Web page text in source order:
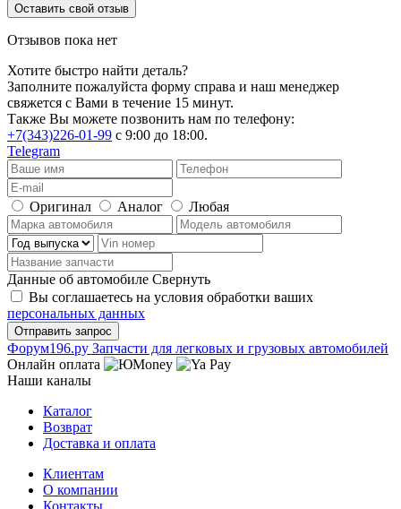
Оставить свой отзыв
Отзывов пока нет
Хотите быстро найти деталь?
Заполните пожалуйста форму справа и наш менеджер
свяжется с Вами в течение 15 минут.
Также Вы можете позвонить нам по телефону:
+7(343)226-01-99 с 9:00 до 18:00.
Telegram
Оригинал Аналог Любая
Данные об автомобиле Свернуть
Вы соглашаетесь на условия обработки ваших
персональных данных
Фoрум196.ру Запчасти для легковых и грузовых автомобилей
Онлайн оплата
Наши каналы
Каталог
Возврат
Доставка и оплата
Клиентам
О компании
Контакты